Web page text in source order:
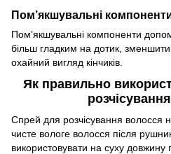
Пом’якшувальні
Пом’якшувальні компоненти
більш гладким на дотик, зменшити
охайний вигляд кінчиків.
Як правильно
Спрей для розчісування волосся
чисте вологе волосся після
використовувати на суху